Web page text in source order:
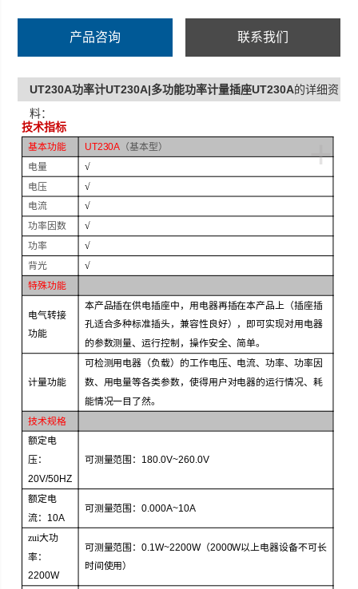
产品咨询 联系我们
UT230A功率计UT230A|多功能功率计量插座UT230A的详细资
料：
技术指标
+
基本功能 UT230A （基本型）
电量
√
电压 √
电流
√
功率因数
√
功率 √
背光
√
特殊功能
电气转接
功能
本产品插在供电插座中，用电器再插在本产品上（插座插
孔适合多种标准插头，兼容性良好），即可实现对用电器
的参数测量、运行控制，操作安全、简单。
计量功能
可检测用电器（负载）的工作电压、电流、功率、功率因
数、用电量等各类参数，使得用户对电器的运行情况、耗
能情况一目了然。
技术规格
额定电
压：
20V/50HZ
可测量范围： 180.0V~260.0V
额定电
流： 10A
可测量范围：0.000A~10A
zui大功
率：
2200W
可测量范围：0.1W~2200W（2000W以上电器设备不可长
时间使用）